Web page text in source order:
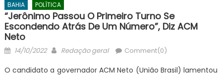
BAHIA POLÍTICA
“Jerônimo Passou O Primeiro Turno Se
Escondendo Atrás De Um Número”, Diz ACM
Neto
Posted
14/10/2022 Author
Redação geral Comment(0)
O candidato a governador ACM Neto (União Brasil) lamentou